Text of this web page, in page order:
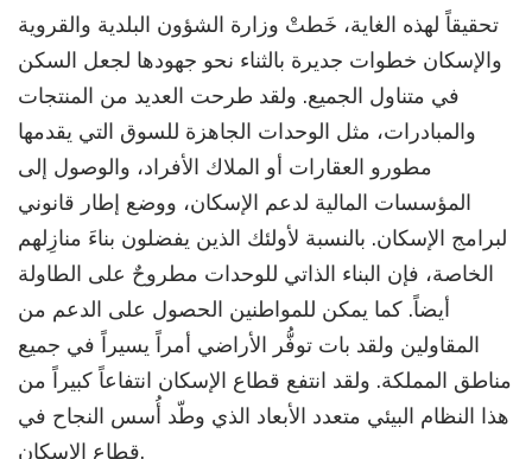
تحقيقاً لهذه الغاية، خَطتْ وزارة الشؤون البلدية والقروية
والإسكان خطوات جديرة بالثناء نحو جهودها لجعل السكن
في متناول الجميع. ولقد طرحت العديد من المنتجات
والمبادرات، مثل الوحدات الجاهزة للسوق التي يقدمها
مطورو العقارات أو الملاك الأفراد، والوصول إلى
المؤسسات المالية لدعم الإسكان، ووضع إطار قانوني
لبرامج الإسكان. بالنسبة لأولئك الذين يفضلون بناءَ منازِلهم
الخاصة، فإن البناء الذاتي للوحدات مطروحٌ على الطاولة
أيضاً. كما يمكن للمواطنين الحصول على الدعم من
المقاولين ولقد بات توفُّر الأراضي أمراً يسيراً في جميع
مناطق المملكة. ولقد انتفع قطاع الإسكان انتفاعاً كبيراً من
هذا النظام البيئي متعدد الأبعاد الذي وطّد أُسس النجاح في
قطاع الإسكان.